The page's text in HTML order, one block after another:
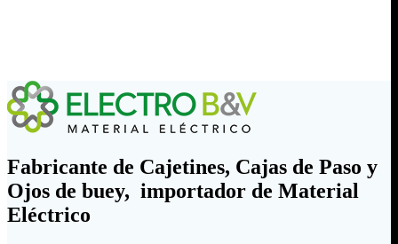
Fabricante de Cajetines, Cajas de Paso y
Ojos de buey, importador de Material
Eléctrico